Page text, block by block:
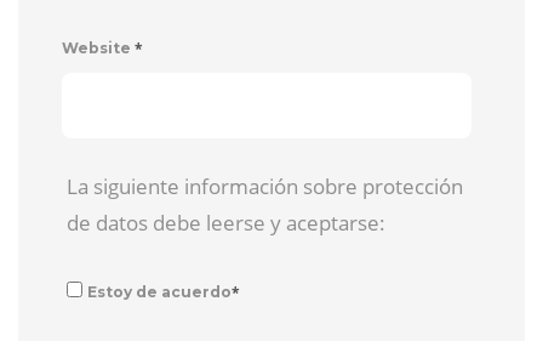
Website *
La siguiente información sobre protección
de datos debe leerse y aceptarse:
Estoy de acuerdo*